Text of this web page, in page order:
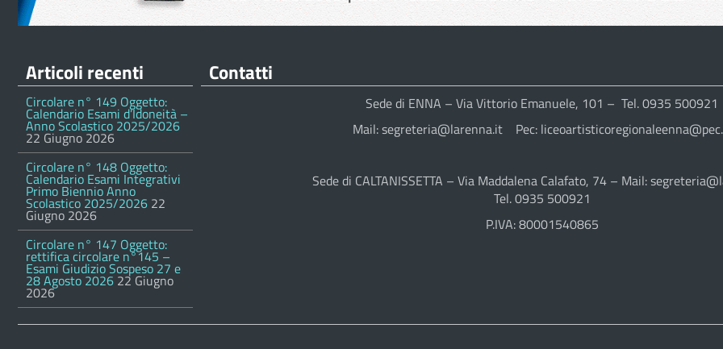
Articoli recenti
Circolare n° 149 Oggetto:
Calendario Esami d’Idoneità –
Anno Scolastico 2025/2026
22 Giugno 2026
Circolare n° 148 Oggetto:
Calendario Esami Integrativi
Primo Biennio Anno
Scolastico 2025/2026 22
Giugno 2026
Circolare n° 147 Oggetto:
rettifica circolare n°145 –
Esami Giudizio Sospeso 27 e
28 Agosto 2026 22 Giugno
2026
Contatti
Sede di ENNA – Via Vittorio Emanuele, 101 – Tel. 0935 500921
Mail: segreteria@larenna.it Pec:
Sede di CALTANISSETTA – Via Maddalena Calafato, 74 – Mail:
Tel. 0935 500921
P.IVA: 80001540865